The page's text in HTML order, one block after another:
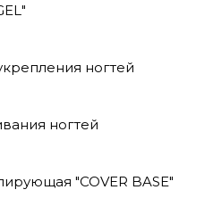
ногтей
ногтей
"COVER BASE"